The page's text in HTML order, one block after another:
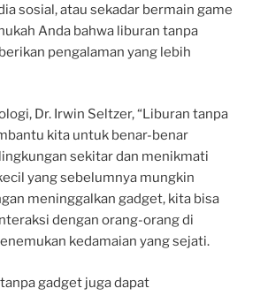
sosial, atau sekadar bermain game
Anda bahwa liburan tanpa
pengalaman yang lebih
Dr. Irwin Seltzer, “Liburan tanpa
kita untuk benar-benar
sekitar dan menikmati
yang sebelumnya mungkin
meninggalkan gadget, kita bisa
dengan orang-orang di
kedamaian yang sejati.
gadget juga dapat